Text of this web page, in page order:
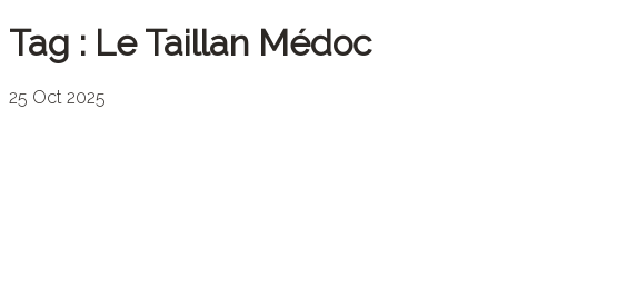
Tag : Le Taillan Médoc
25 Oct 2025